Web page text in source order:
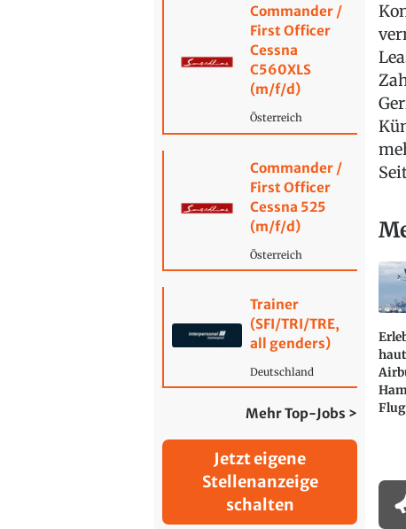
Commander /
First Officer
Cessna
C560XLS
(m/f/d)
Österreich
Commander /
First Officer
Cessna 525
(m/f/d)
Österreich
Trainer
(SFI/TRI/TRE,
all genders)
Deutschland
Mehr Top-Jobs >
Jetzt eigene
Stellenanzeige
schalten